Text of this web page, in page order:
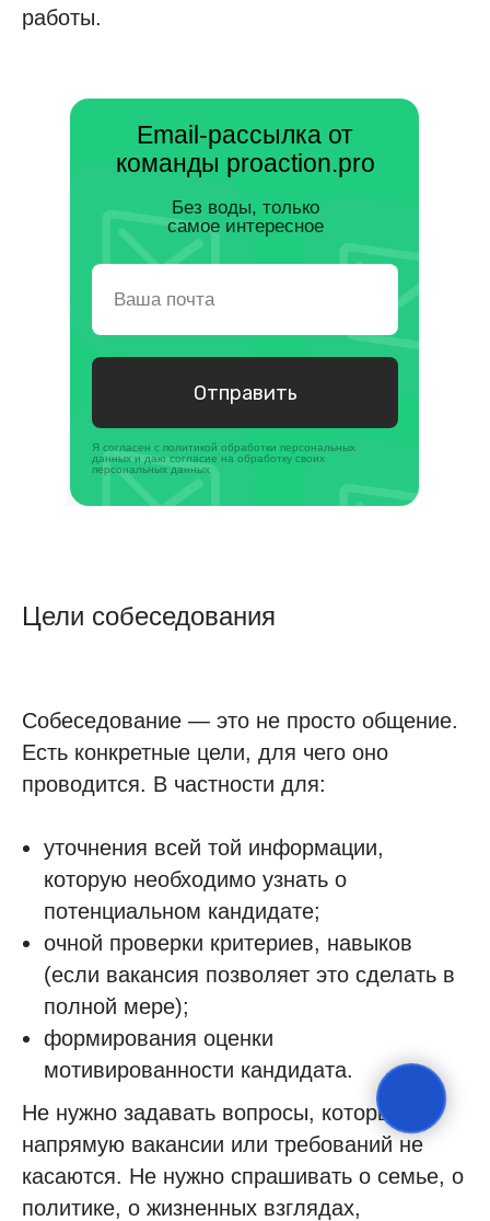
работы.
Без воды, только
самое интересное
Email-рассылка от
команды proaction.pro
Отправить
Я согласен с политикой обработки персональных
данных и даю согласие на обработку своих
персональных данных
Цели собеседования
Собеседование — это не просто общение.
Есть конкретные цели, для чего оно
проводится. В частности для:
уточнения всей той информации,
которую необходимо узнать о
потенциальном кандидате;
очной проверки критериев, навыков
(если вакансия позволяет это сделать в
полной мере);
формирования оценки
мотивированности кандидата.
Не нужно задавать вопросы, которые
напрямую вакансии или требований не
касаются. Не нужно спрашивать о семье, о
политике, о жизненных взглядах,